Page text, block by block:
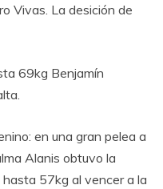
Vivas. La desición de
69kg Benjamín
en una gran pelea a
Alanis obtuvo la
57kg al vencer a la